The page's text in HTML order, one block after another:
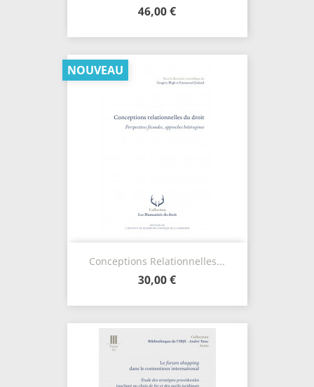
46,00 €
Conceptions Relationnelles...
30,00 €
NOUVEAU